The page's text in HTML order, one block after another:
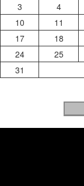
3
4
10
11
17
18
24
25
31